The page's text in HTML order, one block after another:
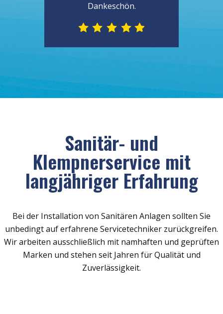
Dankeschön.
Sanitär- und
Klempnerservice mit
langjähriger Erfahrung
Bei der Installation von Sanitären Anlagen sollten Sie
unbedingt auf erfahrene Servicetechniker zurückgreifen.
Wir arbeiten ausschließlich mit namhaften und geprüften
Marken und stehen seit Jahren für Qualität und
Zuverlässigkeit.